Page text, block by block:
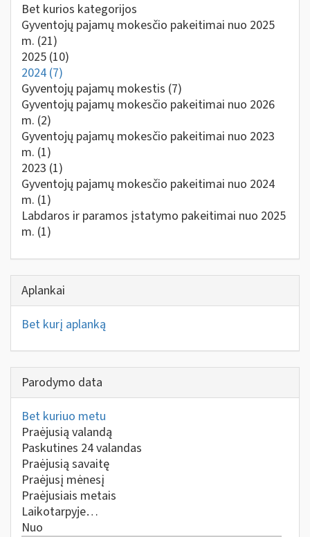
Bet kurios kategorijos
Gyventojų pajamų mokesčio pakeitimai nuo 2025
m. (21)
2025 (10)
2024 (7)
Gyventojų pajamų mokestis (7)
Gyventojų pajamų mokesčio pakeitimai nuo 2026
m. (2)
Gyventojų pajamų mokesčio pakeitimai nuo 2023
m. (1)
2023 (1)
Gyventojų pajamų mokesčio pakeitimai nuo 2024
m. (1)
Labdaros ir paramos įstatymo pakeitimai nuo 2025
m. (1)
Aplankai
Bet kurį aplanką
Parodymo data
Bet kuriuo metu
Praėjusią valandą
Paskutines 24 valandas
Praėjusią savaitę
Praėjusį mėnesį
Praėjusiais metais
Laikotarpyje…
Nuo